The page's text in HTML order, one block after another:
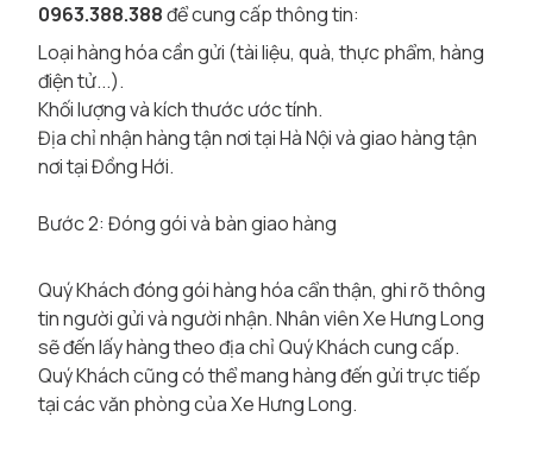
0963.388.388để cung cấp thông tin:
Loại hàng hóa cần gửi (tài liệu, quà, thực phẩm, hàng
điện tử...).
Khối lượng và kích thước ước tính.
Địa chỉ nhận hàng tận nơi tại Hà Nội và giao hàng tận
nơi tại Đồng Hới.
Bước 2: Đóng gói và bàn giao hàng
Quý Khách đóng gói hàng hóa cẩn thận, ghi rõ thông
tin người gửi và người nhận. Nhân viên Xe Hưng Long
sẽ đến lấy hàng theo địa chỉ Quý Khách cung cấp.
Quý Khách cũng có thể mang hàng đến gửi trực tiếp
tại các văn phòng của Xe Hưng Long.